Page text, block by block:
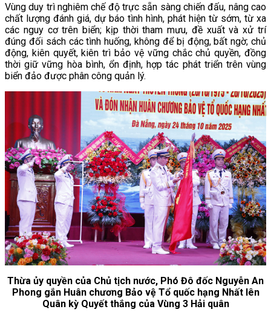
Vùng duy trì nghiêm chế độ trực sẵn sàng chiến đấu, nâng cao
chất lượng đánh giá, dự báo tình hình, phát hiện từ sớm, từ xa
các nguy cơ trên biển; kịp thời tham mưu, đề xuất và xử trí
đúng đối sách các tình huống, không để bị động, bất ngờ; chủ
động, kiên quyết, kiên trì bảo vệ vững chắc chủ quyền, đồng
thời giữ vững hòa bình, ổn định, hợp tác phát triển trên vùng
biển đảo được phân công quản lý.
Thừa ủy quyền của Chủ tịch nước, Phó Đô đốc Nguyễn An
Phong gắn Huân chương Bảo vệ Tổ quốc hạng Nhất lên
Quân kỳ Quyết thắng của Vùng 3 Hải quân